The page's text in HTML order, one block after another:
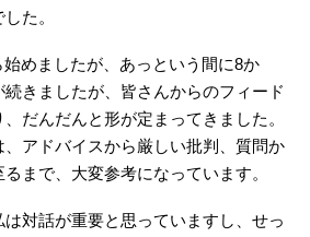
た。
めましたが、あっという間に8か
続きましたが、皆さんからのフィード
だんだんと形が定まってきました。
アドバイスから厳しい批判、質問か
まで、大変参考になっています。
対話が重要と思っていますし、せっ